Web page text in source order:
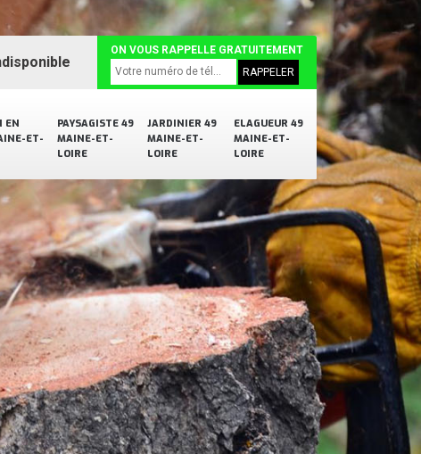
EN
ET-
PAYSAGISTE 49
MAINE-ET-
LOIRE
JARDINIER 49
MAINE-ET-
LOIRE
ELAGUEUR 49
MAINE-ET-
LOIRE
ON VOUS RAPPELLE GRATUITEMENT